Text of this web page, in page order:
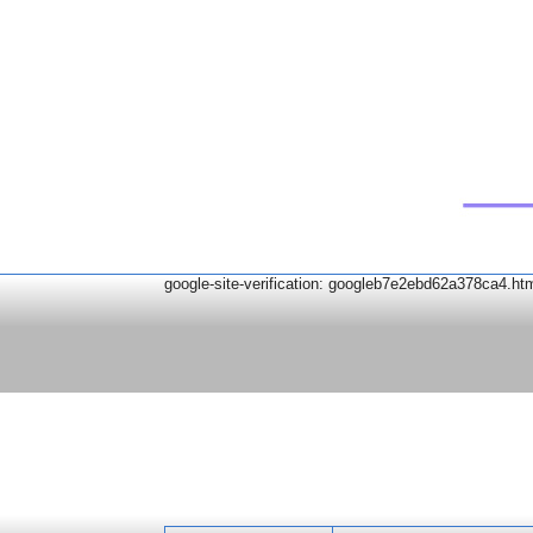
google-site-verification: